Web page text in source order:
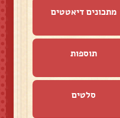
מתכונים דיאטטים
תוספות
סלטים